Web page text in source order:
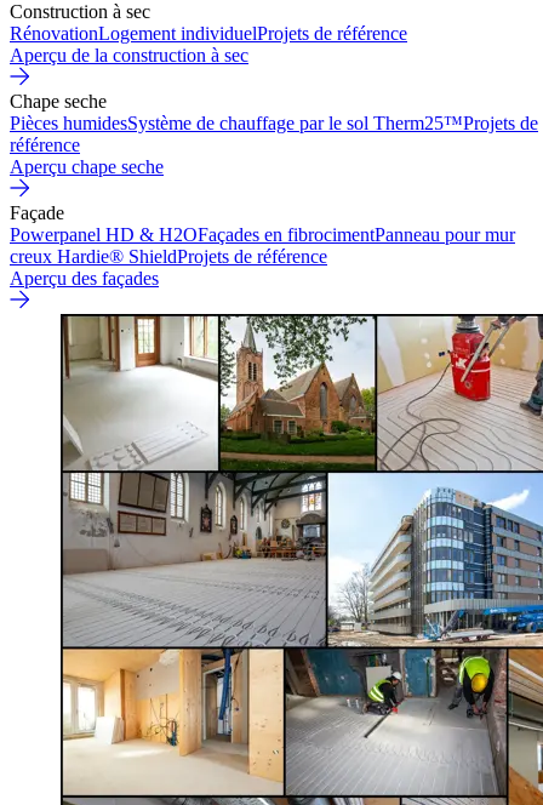
Construction à sec
RénovationLogement individuelProjets de référence
Aperçu de la construction à sec
Chape seche
Pièces humidesSystème de chauffage par le sol Therm25™Projets de
référence
Aperçu chape seche
Façade
Powerpanel HD & H2OFaçades en fibrocimentPanneau pour mur
creux Hardie® ShieldProjets de référence
Aperçu des façades